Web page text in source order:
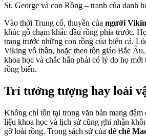
St. George và con Rồng – tranh của danh
Vào thời Trung cổ, thuyền của người
khúc gỗ chạm khắc đầu rồng phía trước.
trang trước những con rồng của biển cả.
Viking vô thần, hoặc theo tôn giáo Bắc Âu,
khoa học và chắc hẳn phải có lý do họ mới
rồng biển.
Trí tưởng tượng hay loài
Không chỉ tồn tại trong văn bản mang đậm
liệu khoa học và lịch sử cũng ghi nhận
gỡ loài rồng. Trong sách sử của đế chế